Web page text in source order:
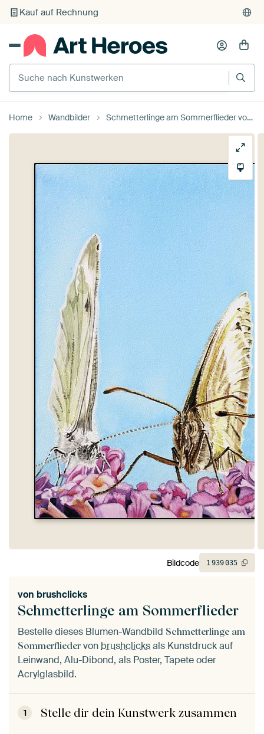
Kauf auf Rechnung
Individueller Druck auf Bestellung
Suche nach Kunstwerken
Home Wandbilder Schmetterlinge am Sommerflieder von brushclicks
Schmetterlinge am Sommerflieder
von brushclicks
Bestelle dieses Blumen-Wandbild Schmetterlinge am
Sommerflieder vonbrushclicksals Kunstdruck auf
Leinwand, Alu-Dibond, als Poster, Tapete oder
Acrylglasbild.
1 Stelle dir dein Kunstwerk zusammen
Bildcode 1939035